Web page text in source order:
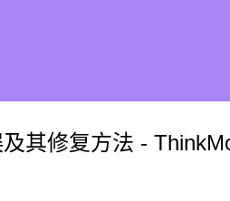
其修复方法 -